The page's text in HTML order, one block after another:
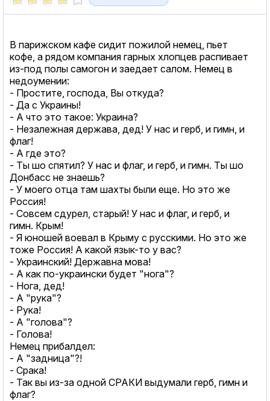
В парижском кафе сидит пожилой немец, пьет
кофе, а рядом компания гарных хлопцев распивает
из-под полы самогон и заедает салом. Немец в
недоумении:
- Простите, господа, Вы откуда?
- Да с Украины!
- А что это такое: Украина?
- Незалежная держава, дед! У нас и герб, и гимн, и
флаг!
- А где это?
- Ты шо спятил? У нас и флаг, и герб, и гимн. Ты шо
Донбасс не знаешь?
- У моего отца там шахты были еще. Но это же
Россия!
- Совсем сдурел, старый! У нас и флаг, и герб, и
гимн. Крым!
- Я юношей воевал в Крыму с русскими. Но это же
тоже Россия! А какой язык-то у вас?
- Украинский! Державна мова!
- А как по-украински будет "нога"?
- Нога, дед!
- А "рука"?
- Рука!
- А "голова"?
- Голова!
Немец прибалдел:
- А "задница"?!
- Срака!
- Так вы из-за одной СРАКИ выдумали герб, гимн и
флаг?